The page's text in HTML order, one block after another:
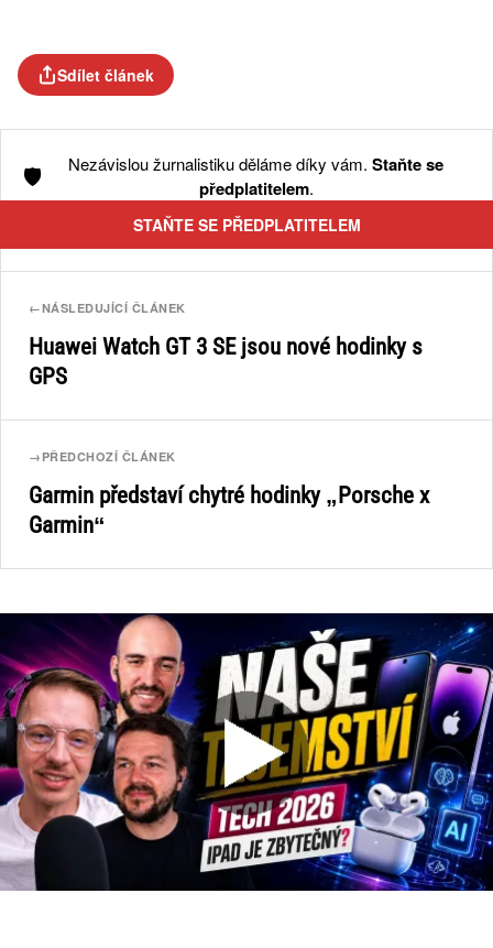
Sdílet článek
🛡️ Nezávislou žurnalistiku děláme díky vám. Staňte se
předplatitelem.
STAŇTE SE PŘEDPLATITELEM
←NÁSLEDUJÍCÍ ČLÁNEK
Huawei Watch GT 3 SE jsou nové hodinky s
GPS
→ PŘEDCHOZÍ ČLÁNEK
Garmin představí chytré hodinky „Porsche x
Garmin“